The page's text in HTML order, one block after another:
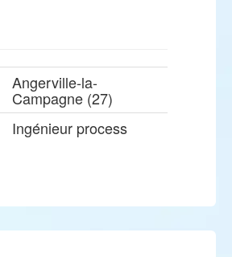
Angerville-la-
Campagne (27)
Ingénieur process